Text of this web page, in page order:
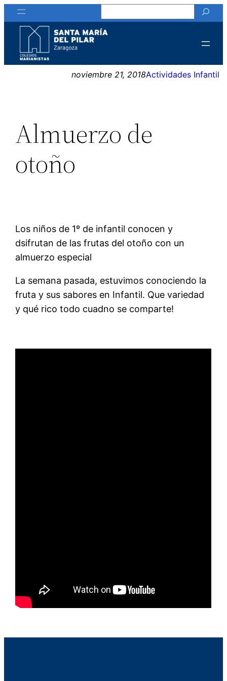
Saltar
al
contenido
noviembre 21, 2018Actividades Infantil
Almuerzo de
otoño
Los niños de 1º de infantil conocen y
dsifrutan de las frutas del otoño con un
almuerzo especial
La semana pasada, estuvimos conociendo la
fruta y sus sabores en Infantil. Que variedad
y qué rico todo cuadno se comparte!